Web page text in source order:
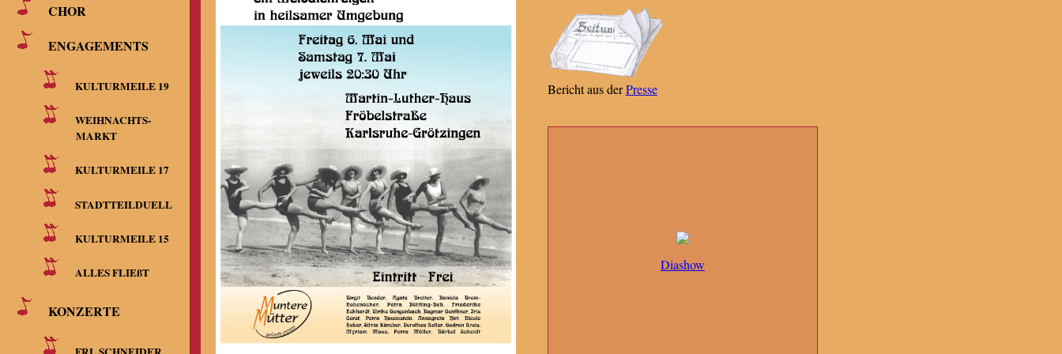
CHOR
ENGAGEMENTS
KULTURMEILE 19
WEIHNACHTS-
MARKT
KULTURMEILE 17
STADTTEILDUELL
KULTURMEILE 15
ALLES FLIEßT
KONZERTE
Bericht aus derPresse
Diashow